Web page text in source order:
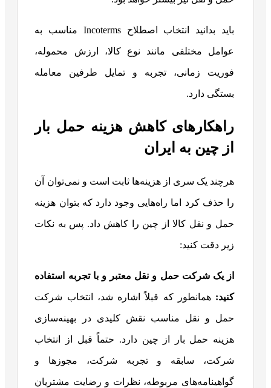
باید بدانید انتخاب اصطلاح Incoterms مناسب به
عوامل مختلفی مانند نوع کالا، ارزش محموله،
فوریت زمانی، تجربه و تمایل طرفین معامله
بستگی دارد.
راهکارهای کاهش هزینه حمل بار
از چین به ایران
هرچند یک سری از هزینه‌ها ثابت است و نمی‌توان آن
را حذف کرد اما راه‌هایی وجود دارد که بتوان هزینه
حمل و نقل کالا از چین را کاهش داد. پس به نکات
زیر دقت کنید:
از یک شرکت حمل و نقل معتبر و با تجربه استفاده
کنید: همانطور که قبلاً اشاره شد، انتخاب شرکت
حمل و نقل مناسب نقش کلیدی در بهینه‌سازی
هزینه حمل بار از چین دارد. حتماً قبل از انتخاب
شرکت، سابقه و تجربه شرکت، مجوزها و
گواهینامه‌های مربوطه، نظرات و رضایت مشتریان